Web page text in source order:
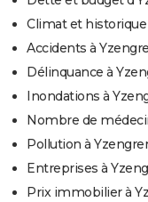
Climat et
Accidents à
Délinquance à
Inondations à
Nombre de
Pollution à
Entreprises à
Prix immobilier à